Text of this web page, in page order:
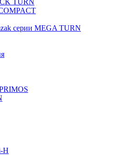
серии MEGA TURN
H